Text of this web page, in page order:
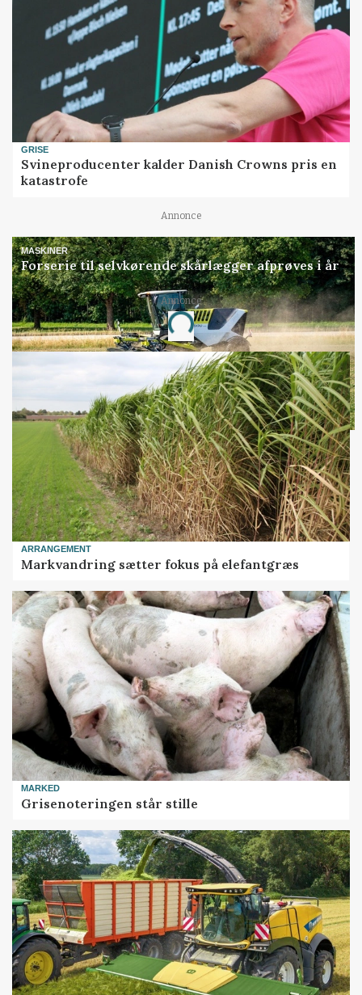
GRISE
Svineproducenter kalder Danish Crowns pris en
katastrofe
Annonce
MASKINER
Forserie til selvkørende skårlægger afprøves i år
Annonce
Loading...
ARRANGEMENT
Markvandring sætter fokus på elefantgræs
MARKED
Grisenoteringen står stille